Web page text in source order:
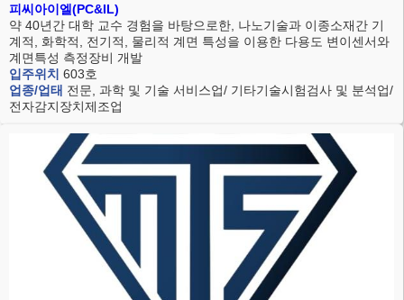
피씨아이엘(PC&IL)
약 40년간 대학 교수 경험을 바탕으로한, 나노기술과 이종소재간 기
계적, 화학적, 전기적, 물리적 계면 특성을 이용한 다용도 변이센서와
계면특성 측정장비 개발
입주위치 603호
업종/업태 전문, 과학 및 기술 서비스업/ 기타기술시험검사 및 분석업/
전자감지장치제조업